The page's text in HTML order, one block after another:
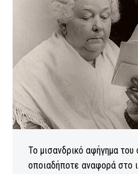
Το μισανδρικό αφήγημα του
οποιαδήποτε αναφορά στο